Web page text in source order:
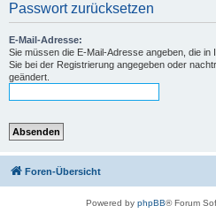
Passwort zurücksetzen
E-Mail-Adresse:
Sie müssen die E-Mail-Adresse angeben, die in
Sie bei der Registrierung angegeben oder
geändert.
Foren-Übersicht
Powered by phpBB® Forum